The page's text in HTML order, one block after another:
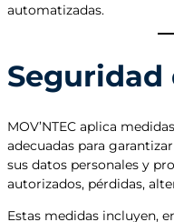
automatizadas.
Seguridad
MOV’NTEC aplica
adecuadas para
sus datos personales y
autorizados, pérdidas,
Estas medidas incluyen,